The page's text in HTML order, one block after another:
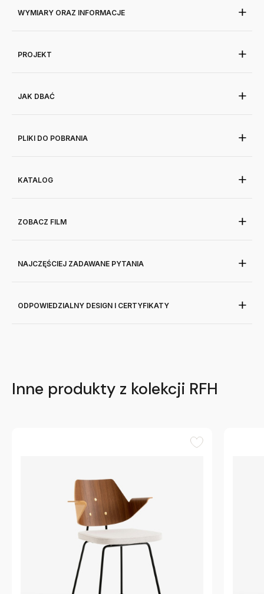
WYMIARY ORAZ INFORMACJE
PROJEKT
JAK DBAĆ
PLIKI DO POBRANIA
KATALOG
ZOBACZ FILM
NAJCZĘŚCIEJ ZADAWANE PYTANIA
ODPOWIEDZIALNY DESIGN I CERTYFIKATY
Inne produkty z kolekcji RFH